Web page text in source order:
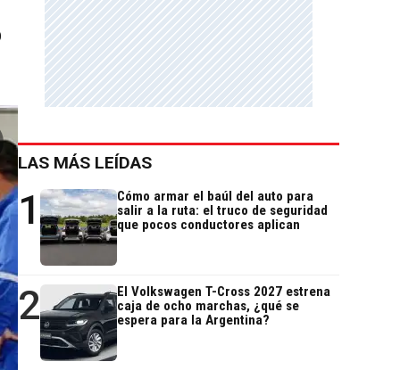
LAS MÁS LEÍDAS
1
Cómo armar el baúl del auto para
salir a la ruta: el truco de seguridad
que pocos conductores aplican
2
El Volkswagen T-Cross 2027 estrena
caja de ocho marchas, ¿qué se
espera para la Argentina?